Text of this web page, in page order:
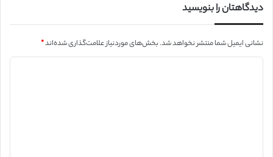
دیدگاهتان را بنویسید
نشانی ایمیل شما منتشر نخواهد شد.بخش‌های موردنیاز علامت‌گذاری شده‌اند*